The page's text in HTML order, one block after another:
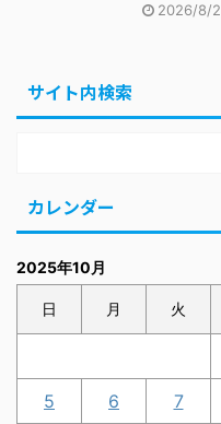
2026/8/2
サイト内検索
カレンダー
2025年10月
日 月 火
5 6 7